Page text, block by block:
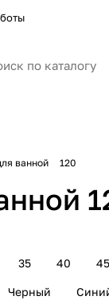
ванной 120
35 40 45
Черный